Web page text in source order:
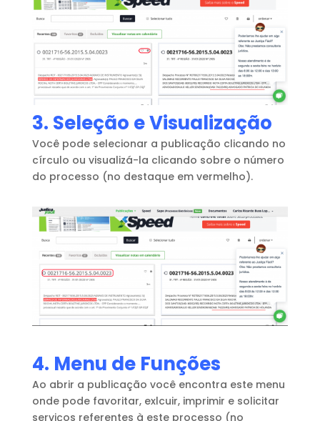
3. Seleção e Visualização
Você pode selecionar a publicação clicando no
círculo ou visualizá-la clicando sobre o número
do processo (no destaque em vermelho).
4. Menu de Funções
Ao abrir a publicação você encontra este menu
onde pode favoritar, exlcuir, imprimir e solicitar
serviços referentes à este processo (no